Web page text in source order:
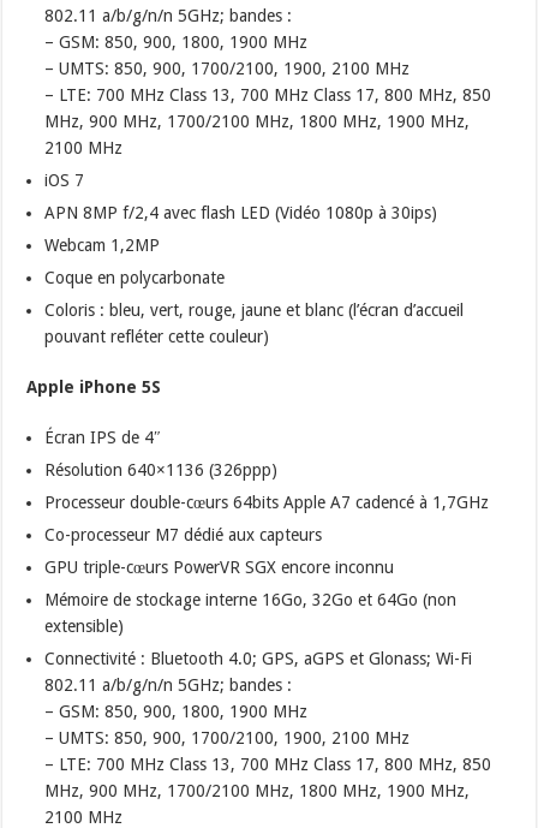
802.11 a/b/g/n/n 5GHz; bandes :
– GSM: 850, 900, 1800, 1900 MHz
– UMTS: 850, 900, 1700/2100, 1900, 2100 MHz
– LTE: 700 MHz Class 13, 700 MHz Class 17, 800 MHz, 850
MHz, 900 MHz, 1700/2100 MHz, 1800 MHz, 1900 MHz,
2100 MHz
iOS 7
APN 8MP f/2,4 avec flash LED (Vidéo 1080p à 30ips)
Webcam 1,2MP
Coque en polycarbonate
Coloris : bleu, vert, rouge, jaune et blanc (l’écran d’accueil
pouvant refléter cette couleur)
Apple iPhone 5S
Écran IPS de 4″
Résolution 640×1136 (326ppp)
Processeur double-cœurs 64bits Apple A7 cadencé à 1,7GHz
Co-processeur M7 dédié aux capteurs
GPU triple-cœurs PowerVR SGX encore inconnu
Mémoire de stockage interne 16Go, 32Go et 64Go (non
extensible)
Connectivité : Bluetooth 4.0; GPS, aGPS et Glonass; Wi-Fi
802.11 a/b/g/n/n 5GHz; bandes :
– GSM: 850, 900, 1800, 1900 MHz
– UMTS: 850, 900, 1700/2100, 1900, 2100 MHz
– LTE: 700 MHz Class 13, 700 MHz Class 17, 800 MHz, 850
MHz, 900 MHz, 1700/2100 MHz, 1800 MHz, 1900 MHz,
2100 MHz